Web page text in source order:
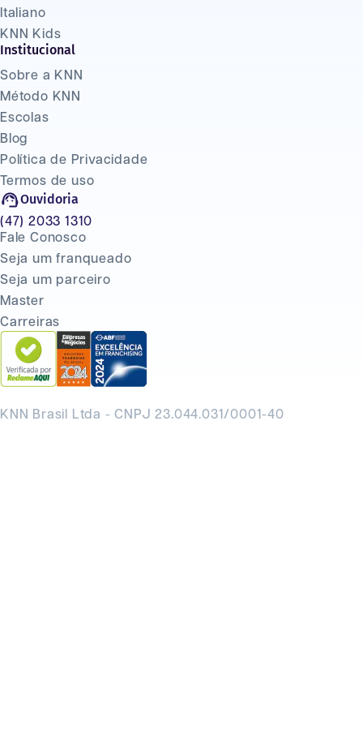
KNN Brasil Ltda - CNPJ 23.044.031/0001-40
Italiano
KNN Kids
Institucional
Sobre a KNN
Método KNN
Escolas
Blog
Política de Privacidade
Termos de uso
Ouvidoria
(47) 2033 1310
Fale Conosco
Seja um franqueado
Seja um parceiro
Master
Carreiras